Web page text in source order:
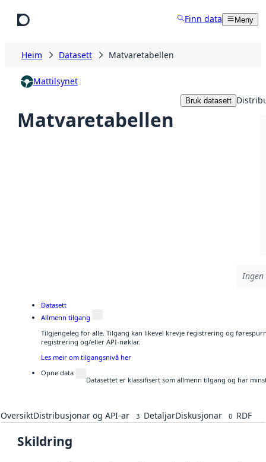
Finn data Meny
Heim Datasett Matvaretabellen
Mattilsynet
Matvaretabellen
Bruk datasett
Datasett
Allmenn tilgang
Tilgjengeleg for alle. Tilgang kan likevel krevje registrering og
registrering og/eller API-nøklar.
Les meir om tilgangsnivå her
Opne data
Datasettet er klassifisert som allmenn tilgang og har
OversiktDistribusjonar og API-ar 3 DetaljarDiskusjonar 0 RDF
Skildring